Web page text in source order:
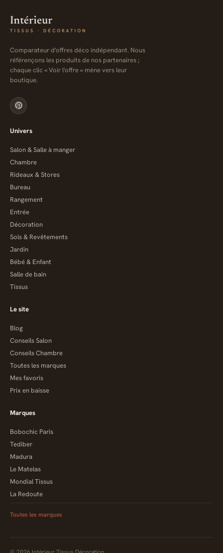
Comparateur d'offres déco indépendant. Nous
référençons les produits de nos partenaires ;
chaque clic « Voir l'offre » mène vers leur
boutique.
Univers
Salon & Salle à manger
Chambre
Rideaux & Stores
Bureau
Rangement
Entrée
Décoration
Sols & Revêtements
Jardin
Bébé & Enfant
Salle de bain
Tissus
Le site
Blog
Conseils Salon
Conseils Chambre
Toutes les marques
Mes favoris
Prix en baisse
Marques
Bobochic Paris
Tediber
Madura
Le Matelas
Mondial Tissus
La Redoute
Toutes les marques